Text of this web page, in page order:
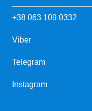
+38 063 109 0332
Viber
Telegram
Instagram